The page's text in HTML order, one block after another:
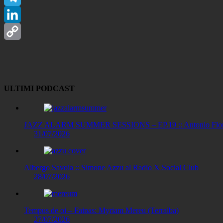
Telegram
LinkedIn
ULTIMI PODCAST
JAZZ ALARM SUMMER SESSIONS – EP.19 :: Antonio
31/07/2026
Albergo Savoia :: Simone Azzu al Radio X Social Club
28/07/2026
Tempus de oi – Fainas: Myriam Mereu (Terralba)
27/07/2026